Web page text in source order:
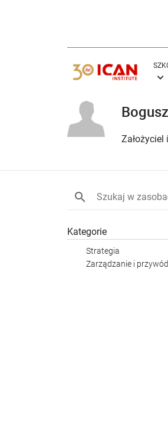
Założyciel
Kategorie
Strategia
Zarządzanie i